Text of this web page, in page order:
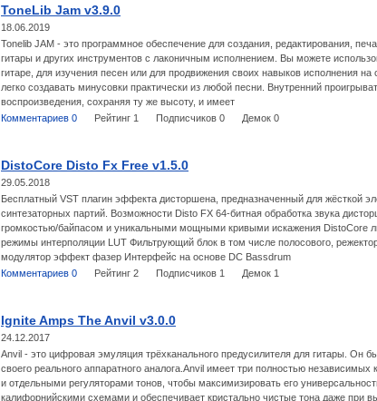
ToneLib Jam v3.9.0
18.06.2019
Tonelib JAM - это программное обеспечение для создания, редактирования,
гитары и других инструментов с лаконичным исполнением. Вы можете
гитаре, для изучения песен или для продвижения своих навыков исполнения
легко создавать минусовки практически из любой песни. Внутренний
воспроизведения, сохраняя ту же высоту, и имеет
Комментариев 0
Рейтинг 1 Подписчиков 0 Демок 0
DistoCore Disto Fx Free v1.5.0
29.05.2018
Бесплатный VST плагин эффекта дисторшена, предназначенный для жёсткой
синтезаторных партий. Возможности Disto FX 64-битная обработка звука
громкостью/байпасом и уникальными мощными кривыми искажения DistoCore
режимы интерполяции LUT Фильтрующий блок в том числе полосового,
модулятор эффект фазер Интерфейс на основе DC Bassdrum
Комментариев 0
Рейтинг 2 Подписчиков 1 Демок 1
Ignite Amps The Anvil v3.0.0
24.12.2017
Anvil - это цифровая эмуляция трёхканального предусилителя для гитары. Он
своего реального аппаратного аналога.Anvil имеет три полностью
и отдельными регуляторами тонов, чтобы максимизировать его
калифорнийскими схемами и обеспечивает кристально чистые тона даже при